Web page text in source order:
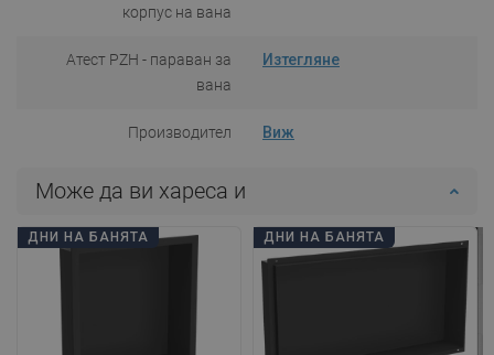
корпус на вана
Атест PZH - параван за
вана
Изтегляне
Производител Виж
Може да ви хареса и
ДНИ НА БАНЯТА ДНИ НА БАНЯТА